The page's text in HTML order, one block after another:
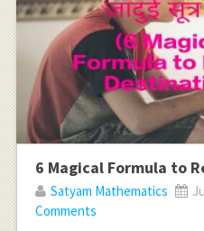
6 Magical Formula to
Satyam Mathematics
Comments